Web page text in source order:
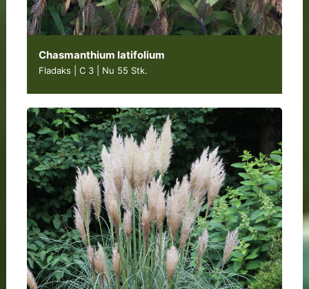
Chasmanthium latifolium
Fladaks | C 3 Nu 55 Stk.